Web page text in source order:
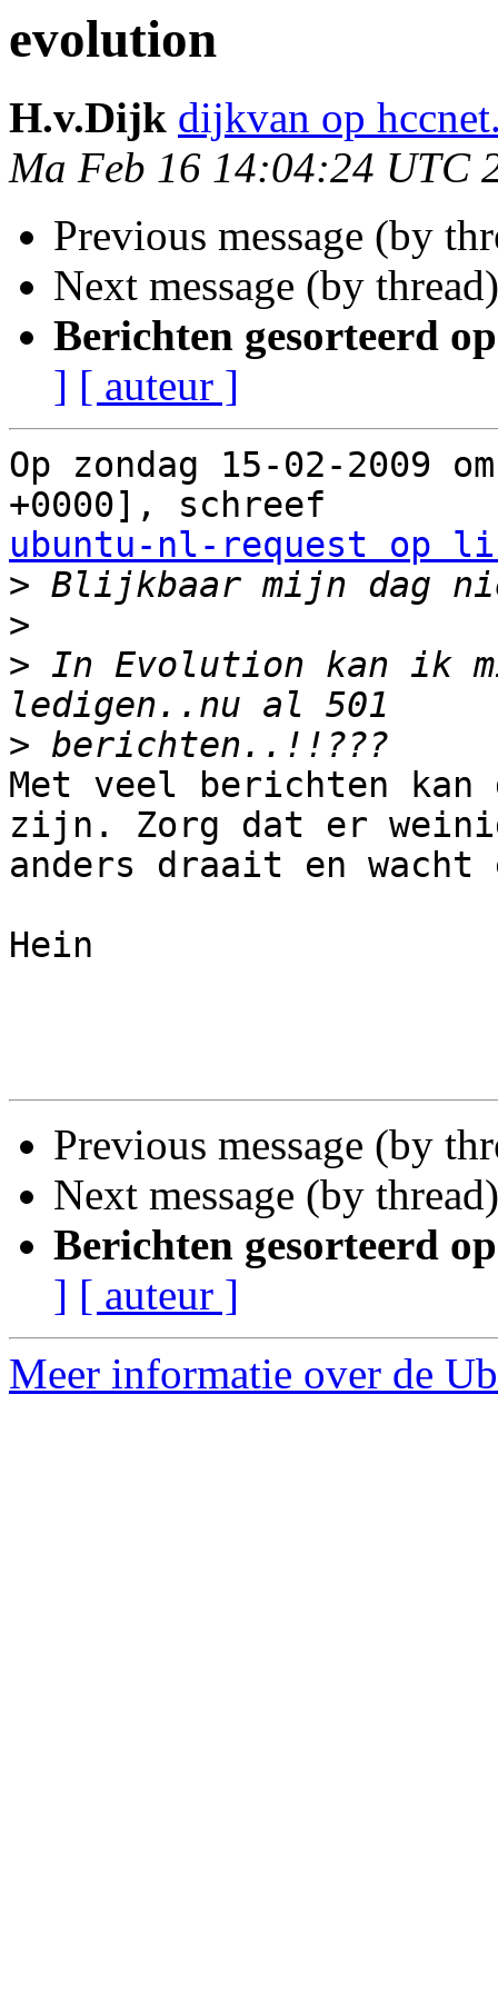
evolution
H.v.Dijk dijkvan op
Ma Feb 16 14:04:24 UTC
Previous message (by
Next message (by
Berichten gesorteerd
] [ auteur ]
Op zondag 15-02-2009
ubuntu-nl-request op
>
>
> In Evolution kan ik
>
Met veel berichten
zijn. Zorg dat er
anders draait en
Hein
Previous message (by
Next message (by
Berichten gesorteerd
] [ auteur ]
Meer informatie over de